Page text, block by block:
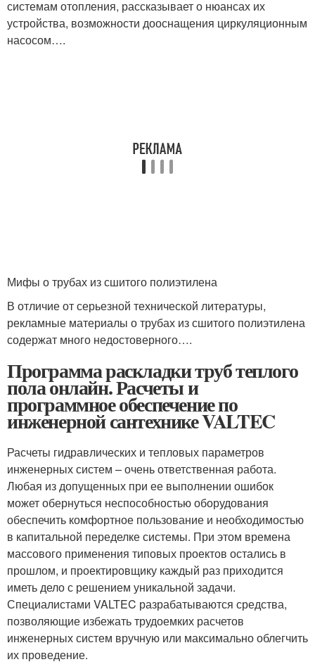
системам отопления, рассказывает о нюансах их
устройства, возможности дооснащения циркуляционным
насосом….
Мифы о трубах из сшитого полиэтилена
В отличие от серьезной технической литературы,
рекламные материалы о трубах из сшитого полиэтилена
содержат много недостоверного….
Программа раскладки труб теплого
пола онлайн. Расчеты и
программное обеспечение по
инженерной сантехнике VALTEC
Расчеты гидравлических и тепловых параметров
инженерных систем – очень ответственная работа.
Любая из допущенных при ее выполнении ошибок
может обернуться неспособностью оборудования
обеспечить комфортное пользование и необходимостью
в капитальной переделке системы. При этом времена
массового применения типовых проектов остались в
прошлом, и проектировщику каждый раз приходится
иметь дело с решением уникальной задачи.
Специалистами VALTEC разрабатываются средства,
позволяющие избежать трудоемких расчетов
инженерных систем вручную или максимально облегчить
их проведение.